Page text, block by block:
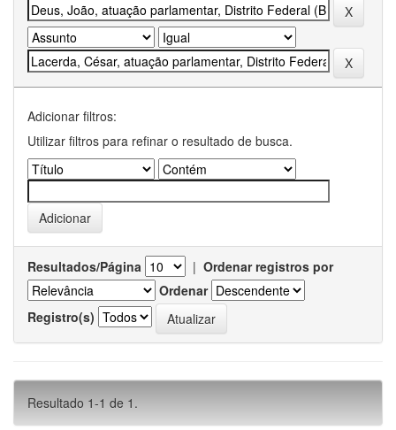
Adicionar filtros:
Utilizar filtros para refinar o resultado de busca.
Resultados/Página | Ordenar registros por
Ordenar
Registro(s)
Resultado 1-1 de 1.